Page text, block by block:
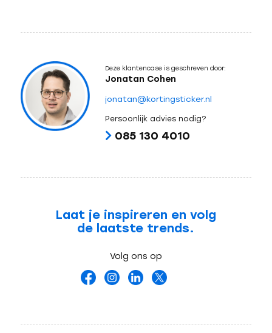
Deze klantencase is geschreven door:
Jonatan Cohen
jonatan@kortingsticker.nl
Persoonlijk advies nodig?
085 130 4010
Laat je inspireren en volg
de laatste trends.
Volg ons op